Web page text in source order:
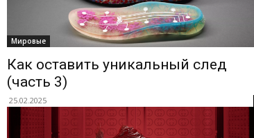
Мировые
Как оставить уникальный след
(часть 3)
25.02.2025